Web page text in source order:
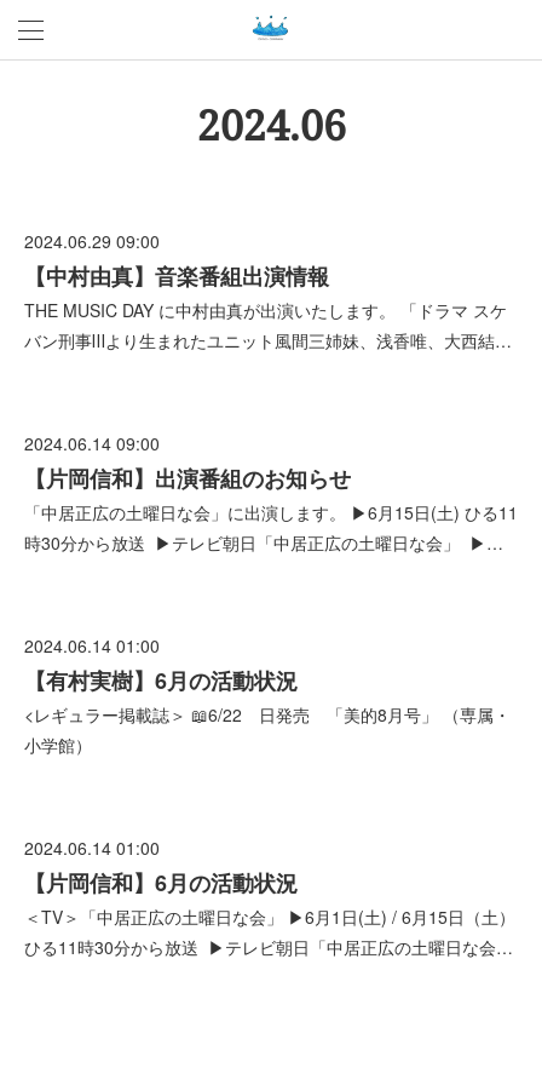
2024.06
2024.06.29 09:00
【中村由真】音楽番組出演情報
THE MUSIC DAY に中村由真が出演いたします。 「ドラマ スケ
バン刑事Ⅲより生まれたユニット風間三姉妹、浅香唯、大西結…
2024.06.14 09:00
【片岡信和】出演番組のお知らせ
「中居正広の土曜日な会」に出演します。 ▶6月15日(土) ひる11
時30分から放送 ▶テレビ朝日「中居正広の土曜日な会」 ▶…
2024.06.14 01:00
【有村実樹】6月の活動状況
<レギュラー掲載誌＞ 📖6/22 日発売 「美的8月号」 （専属・
小学館）
2024.06.14 01:00
【片岡信和】6月の活動状況
＜TV＞「中居正広の土曜日な会」 ▶6月1日(土) / 6月15日（土）
ひる11時30分から放送 ▶テレビ朝日「中居正広の土曜日な会…